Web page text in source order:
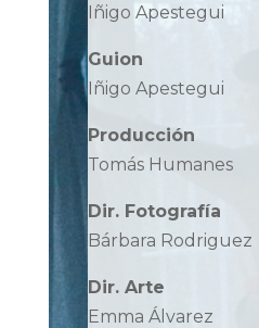
Iñigo Apestegui
Guion
Iñigo Apestegui
Producción
Tomás Humanes
Dir. Fotografía
Bárbara Rodriguez
Dir. Arte
Emma Álvarez